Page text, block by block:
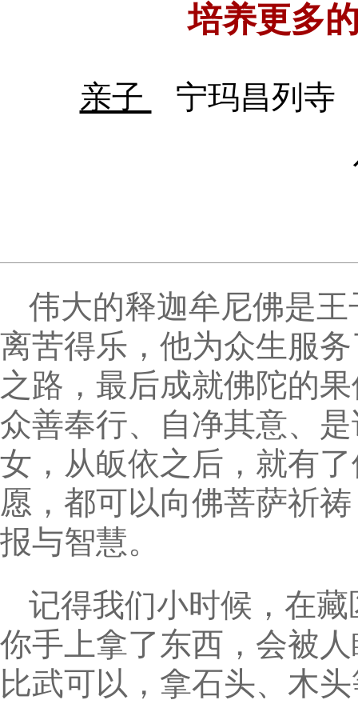
培养更多
亲子
宁玛昌列寺
伟大的释迦牟尼佛是
离苦得乐，他为众生服
之路，最后成就佛陀的
众善奉行、自净其意、
女，从皈依之后，就有
愿，都可以向佛菩萨祈
报与智慧。
记得我们小时候，在
你手上拿了东西，会被
比武可以，拿石头、木